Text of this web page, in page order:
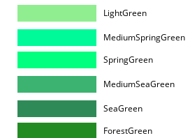
LightGreen
MediumSpringGreen
SpringGreen
MediumSeaGreen
SeaGreen
ForestGreen